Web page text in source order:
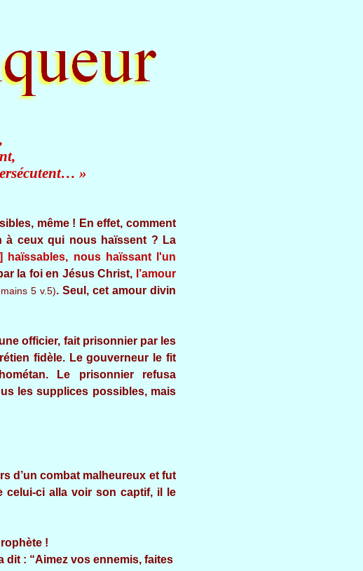
»
même ! En effet, comment
à ceux qui nous haïssent ? La
nous haïssant l'un
la foi en Jésus Christ, l’amour
5 v.5). Seul, cet amour divin
officier, fait prisonnier par les
fidèle. Le gouverneur le fit
Le prisonnier refusa
les supplices possibles, mais
d’un combat malheureux et fut
celui-ci alla voir son captif, il le
!
dit : “Aimez vos ennemis, faites